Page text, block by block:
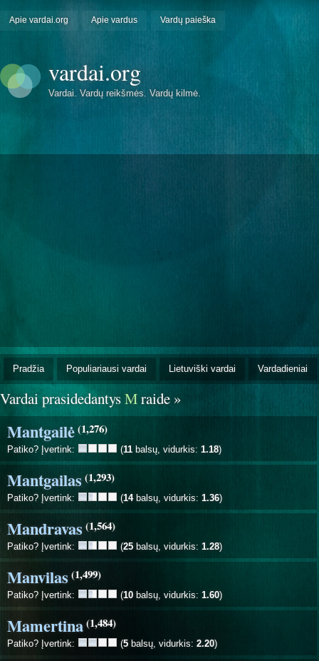
Apie vardai.org Apie vardus Vardų paieška
vardai.org
Vardai. Vardų reikšmės. Vardų kilmė.
Pradžia Populiariausi vardai Lietuviški vardai Vardadieniai
Vardai prasidedantysMraide »
Mantgailė(1,276)
Patiko? Įvertink: (11 balsų, vidurkis: 1.18)
Mantgailas(1,293)
Patiko? Įvertink: (14balsų, vidurkis: 1.36)
Mandravas (1,564)
Patiko? Įvertink: (25 balsų, vidurkis: 1.28)
Manvilas (1,499)
Patiko? Įvertink: (10 balsų, vidurkis: 1.60)
Mamertina(1,484)
Patiko? Įvertink: (5 balsų, vidurkis: 2.20)